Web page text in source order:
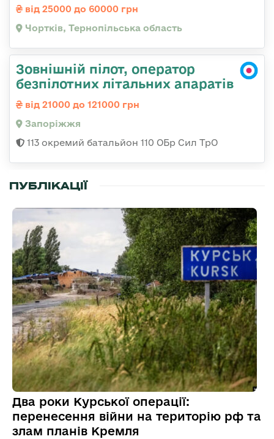
від 25000 до 60000 грн
Чортків, Тернопільська область
Зовнішній пілот, оператор
безпілотних літальних апаратів
від 21000 до 121000 грн
Запоріжжя
113 окремий батальйон 110 ОБр Сил ТрО
ПУБЛІКАЦІЇ
Два роки Курської операції:
перенесення війни на територію рф та
злам планів Кремля